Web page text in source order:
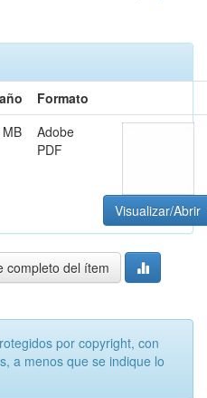
Formato
Adobe
PDF
Visualizar/Abrir
completo del ítem
por copyright, con
a menos que se indique lo